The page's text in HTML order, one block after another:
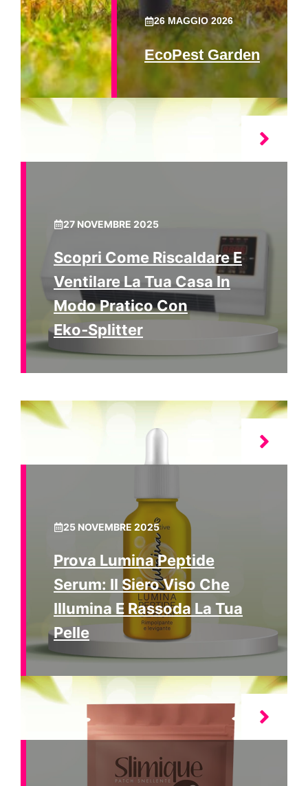
26 MAGGIO 2026
EcoPest Garden
27 NOVEMBRE 2025
Scopri Come Riscaldare E
Ventilare La Tua Casa In
Modo Pratico Con
Eko‑Splitter
25 NOVEMBRE 2025
Prova Lumina Peptide
Serum: Il Siero Viso Che
Illumina E Rassoda La Tua
Pelle